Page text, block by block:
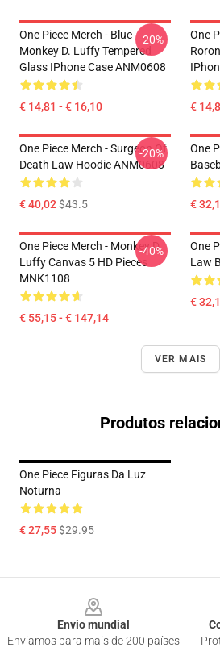
One Piece Merch - Blue
Monkey D. Luffy Tempered
Glass IPhone Case ANM0608
€ 14,81 - € 16,10
-20%
One
€
One Piece Merch - Surgeon Of
Death Law Hoodie ANM0608
€ 40,02$43.5
-20%
One
€
One Piece Merch - Monkey D.
Luffy Canvas 5 HD Pieces
MNK1108
€ 55,15 - € 147,14
-40%
One
Law
€
VER MAIS
Produtos
One Piece Figuras Da Luz
Noturna
€ 27,55$29.95
Envio mundial
Enviamos para mais de 200 países